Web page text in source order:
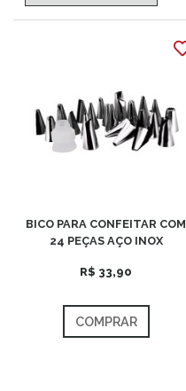
BICO PARA CONFEITAR COM
24 PEÇAS AÇO INOX
R$ 33,90
COMPRAR